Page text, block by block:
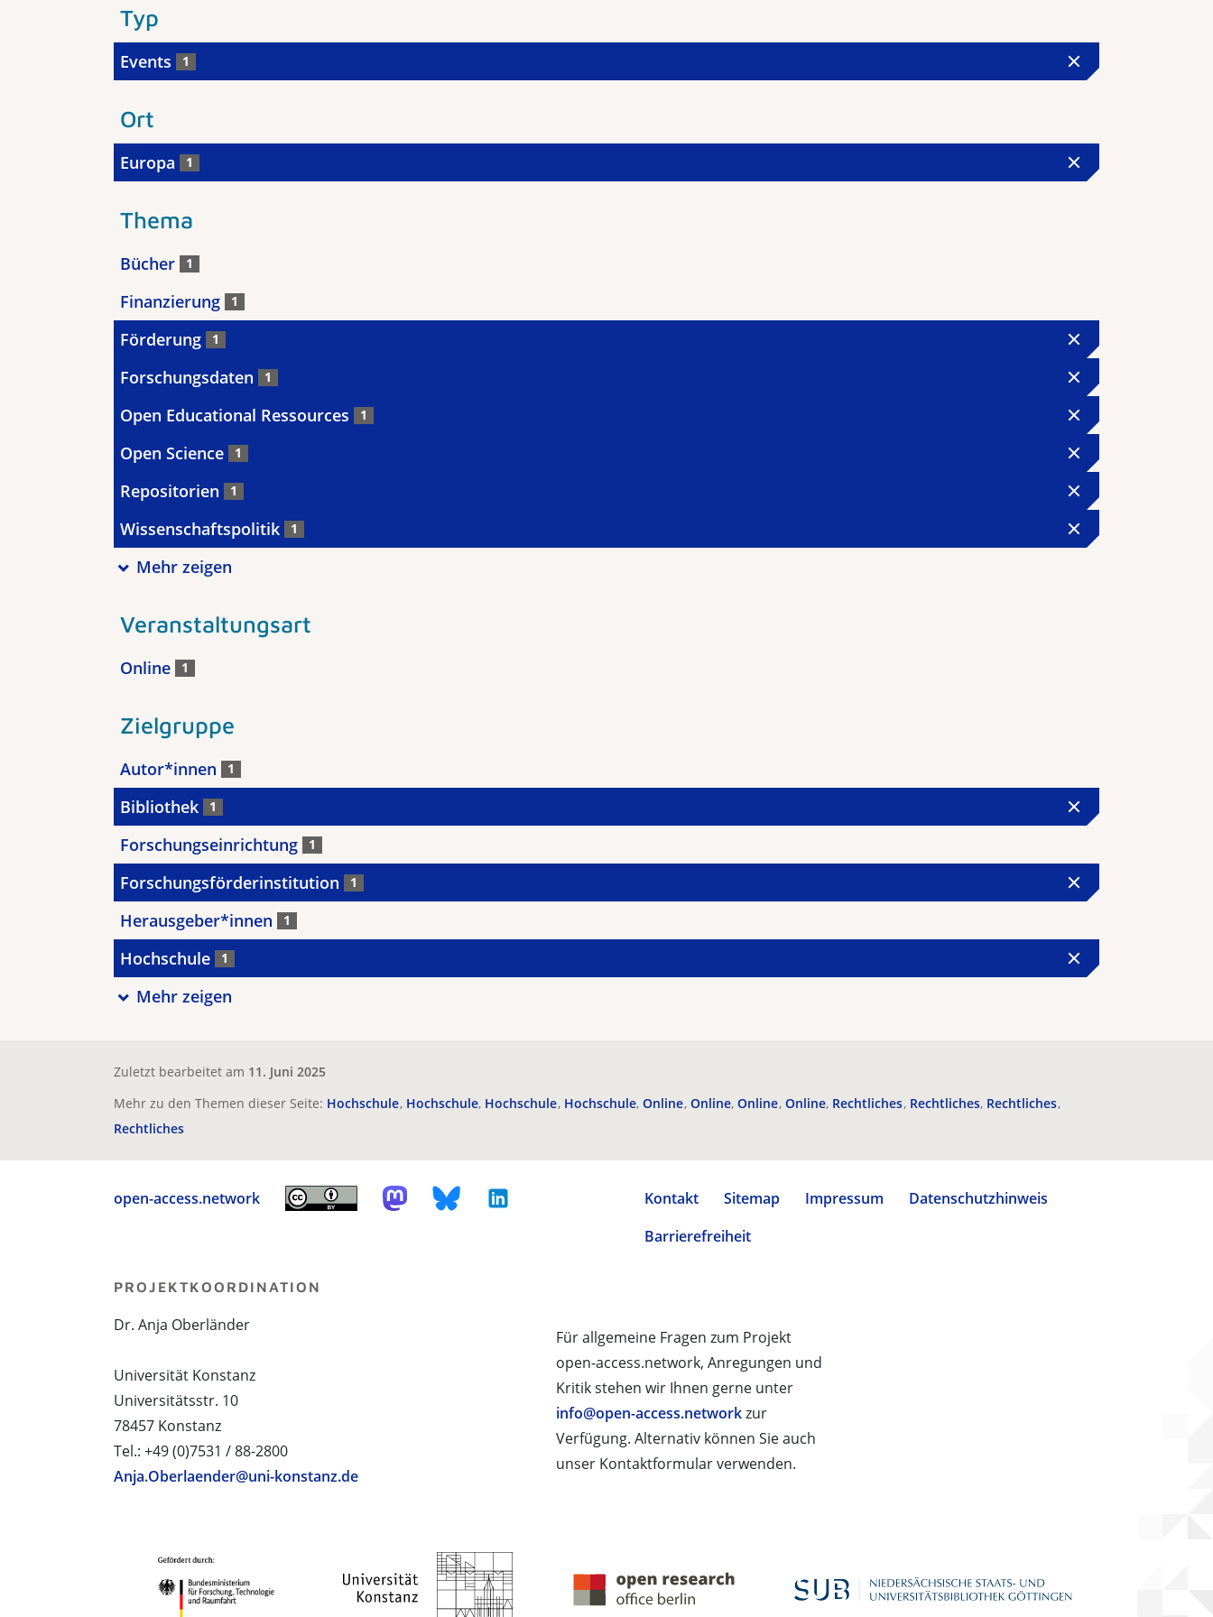
Typ
Events 1
Ort
Europa 1
Thema
Bücher 1
Finanzierung 1
Förderung 1
Forschungsdaten 1
Open Educational Ressources 1
Open Science 1
Repositorien 1
Wissenschaftspolitik 1
Mehr zeigen
Veranstaltungsart
Online 1
Zielgruppe
Autor*innen 1
Bibliothek 1
Forschungseinrichtung 1
Forschungsförderinstitution 1
Herausgeber*innen 1
Hochschule 1
Mehr zeigen
Zuletzt bearbeitet am 11. Juni 2025
Mehr zu den Themen dieser Seite: Hochschule Hochschule Hochschule Hochschule Online Online Online Online Rechtliches Rechtliches Rechtliches
Rechtliches
open-access.network Kontakt Sitemap Impressum
Datenschutzhinweis
Barrierefreiheit
Für allgemeine Fragen zum Projekt
open-access.network, Anregungen und
Kritik stehen wir Ihnen gerne unter
info@open-access.networkzur
Verfügung. Alternativ können Sie auch
unser Kontaktformular verwenden.
PROJEKTKOORDINATION
Dr. Anja Oberländer
Universität Konstanz
Universitätsstr. 10
78457 Konstanz
Tel.: +49 (0)7531 / 88-2800
Anja.Oberlaender@uni-konstanz.de